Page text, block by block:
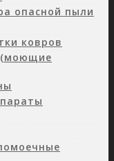
опасной пыли
ковров
(моющие